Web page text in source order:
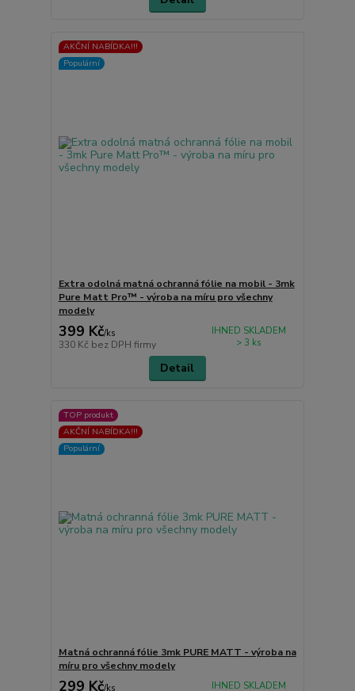
AKČNÍ NABÍDKA!!!
Populární
Extra odolná matná ochranná fólie na mobil - 3mk
Pure Matt Pro™ - výroba na míru pro všechny
modely
399 Kč/ks
330 Kč bez DPH firmy
IHNED SKLADEM
> 3 ks
Detail
TOP produkt
AKČNÍ NABÍDKA!!!
Populární
Matná ochranná fólie 3mk PURE MATT - výroba na
míru pro všechny modely
299 Kč/ks
IHNED SKLADEM